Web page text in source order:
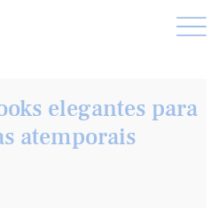
elegantes para
atemporais